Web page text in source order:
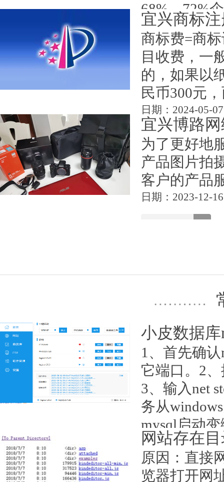
68%，72%
心需求。不
异，选择适
下结合实战
日期：2026-01-08
宜兴商标
商标费=商
目收费，一
的，如果以
民币300元
日期：2024-05-07
宜兴博路
为了更好地
产品图片拍
客户的产品
日期：2023-12-16
小皮数据
1、首先确
它端口。2
3、输入net
务从
mysql启动
日期：2025-08-02
网站存在
原因：直接
览器打开网